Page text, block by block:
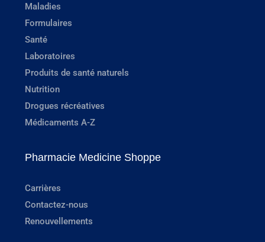
Maladies
Formulaires
Santé
Laboratoires
Produits de santé naturels
Nutrition
Drogues récréatives
Médicaments A-Z
Pharmacie Medicine Shoppe
Carrières
Contactez-nous
Renouvellements